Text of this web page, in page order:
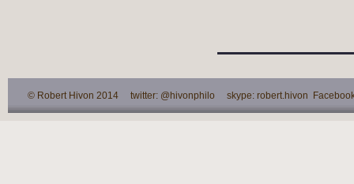
© Robert Hivon 2014 twitter: @hivonphilo skype: robert.hivon